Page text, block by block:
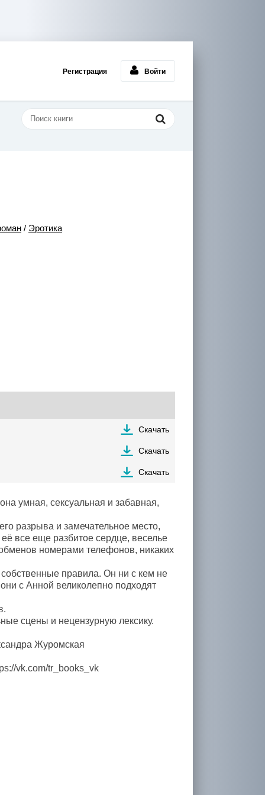
Регистрация Войти
/ Эротика
Скачать
Скачать
Скачать
умная, сексуальная и забавная,
разрыва и замечательное место,
все еще разбитое сердце, веселье
номерами телефонов, никаких
правила. Он ни с кем не
с Анной великолепно подходят
сцены и нецензурную лексику.
Журомская
vk.com/tr_books_vk